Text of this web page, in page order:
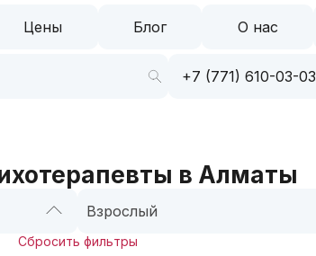
Цены Блог О нас
+7 (771) 610-03-03
в Алматы
Взрослый
Сбросить фильтры